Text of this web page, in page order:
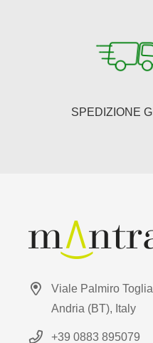
scelte
nella
del
SPEDIZIONE
Viale Palmiro
Andria (BT), Italy
+39 0883 895079